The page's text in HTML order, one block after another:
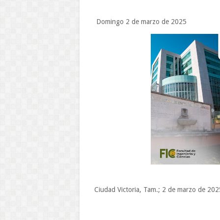
Domingo 2 de marzo de 2025
Ciudad Victoria, Tam.; 2 de marzo de